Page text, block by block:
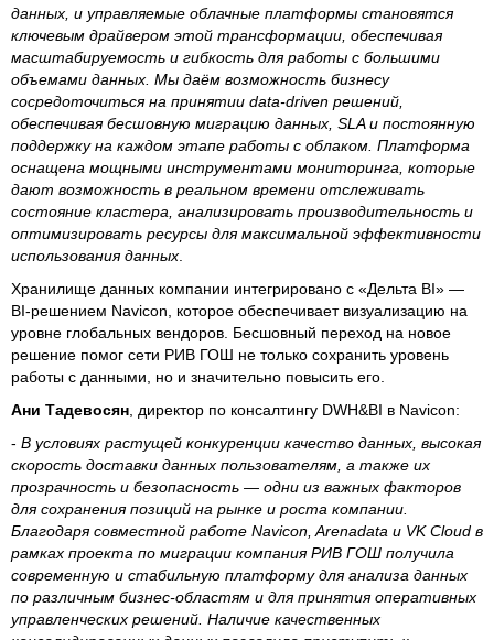
данных, и управляемые облачные платформы становятся
ключевым драйвером этой трансформации, обеспечивая
масштабируемость и гибкость для работы с большими
объемами данных. Мы даём возможность бизнесу
сосредоточиться на принятии data-driven решений,
обеспечивая бесшовную миграцию данных, SLA и постоянную
поддержку на каждом этапе работы с облаком. Платформа
оснащена мощными инструментами мониторинга, которые
дают возможность в реальном времени отслеживать
состояние кластера, анализировать производительность и
оптимизировать ресурсы для максимальной эффективности
использования данных
Хранилище данных компании интегрировано с «Дельта BI» —
BI-решением Navicon, которое обеспечивает визуализацию на
уровне глобальных вендоров. Бесшовный переход на новое
решение помог сети РИВ ГОШ не только сохранить уровень
работы с данными, но и значительно повысить его.
Ани Тадевосян , директор по консалтингу DWH&BI в Navicon:
- В условиях растущей конкуренции качество данных, высокая
скорость доставки данных пользователям, а также их
прозрачность и безопасность — одни из важных факторов
для сохранения позиций на рынке и роста компании.
Благодаря совместной работе Navicon, Arenadata и VK Cloud в
рамках проекта по миграции компания РИВ ГОШ получила
современную и стабильную платформу для анализа данных
по различным бизнес-областям и для принятия оперативных
управленческих решений. Наличие качественных